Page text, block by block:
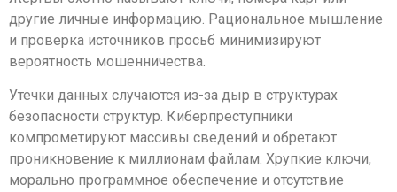
другие личные информацию. Рациональное мышление
и проверка источников просьб минимизируют
вероятность мошенничества.
Утечки данных случаются из-за дыр в структурах
безопасности структур. Киберпреступники
компрометируют массивы сведений и обретают
проникновение к миллионам файлам. Хрупкие ключи,
морально программное обеспечение и отсутствие